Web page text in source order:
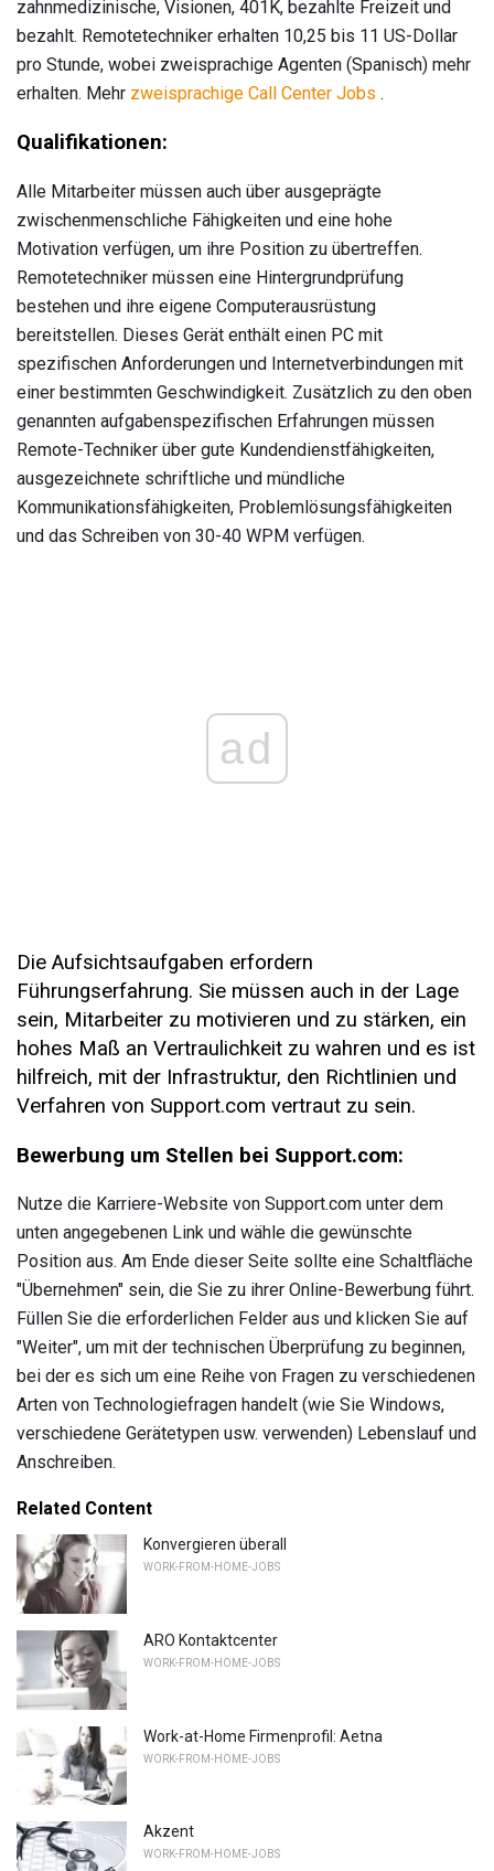
zahnmedizinische, Visionen, 401K, bezahlte Freizeit und
bezahlt. Remotetechniker erhalten 10,25 bis 11 US-Dollar
pro Stunde, wobei zweisprachige Agenten (Spanisch) mehr
erhalten. Mehr zweisprachige Call Center Jobs .
Qualifikationen:
Alle Mitarbeiter müssen auch über ausgeprägte
zwischenmenschliche Fähigkeiten und eine hohe
Motivation verfügen, um ihre Position zu übertreffen.
Remotetechniker müssen eine Hintergrundprüfung
bestehen und ihre eigene Computerausrüstung
bereitstellen. Dieses Gerät enthält einen PC mit
spezifischen Anforderungen und Internetverbindungen mit
einer bestimmten Geschwindigkeit. Zusätzlich zu den oben
genannten aufgabenspezifischen Erfahrungen müssen
Remote-Techniker über gute Kundendienstfähigkeiten,
ausgezeichnete schriftliche und mündliche
Kommunikationsfähigkeiten, Problemlösungsfähigkeiten
und das Schreiben von 30-40 WPM verfügen.
ad
Die Aufsichtsaufgaben erfordern
Führungserfahrung. Sie müssen auch in der Lage
sein, Mitarbeiter zu motivieren und zu stärken, ein
hohes Maß an Vertraulichkeit zu wahren und es ist
hilfreich, mit der Infrastruktur, den Richtlinien und
Verfahren von Support.com vertraut zu sein.
Bewerbung um Stellen bei Support.com:
Nutze die Karriere-Website von Support.com unter dem
unten angegebenen Link und wähle die gewünschte
Position aus. Am Ende dieser Seite sollte eine Schaltfläche
"Übernehmen" sein, die Sie zu ihrer Online-Bewerbung führt.
Füllen Sie die erforderlichen Felder aus und klicken Sie auf
"Weiter", um mit der technischen Überprüfung zu beginnen,
bei der es sich um eine Reihe von Fragen zu verschiedenen
Arten von Technologiefragen handelt (wie Sie Windows,
verschiedene Gerätetypen usw. verwenden) Lebenslauf und
Anschreiben.
Related Content
Konvergieren überall
WORK-FROM-HOME-JOBS
ARO Kontaktcenter
WORK-FROM-HOME-JOBS
Work-at-Home Firmenprofil: Aetna
WORK-FROM-HOME-JOBS
Akzent
WORK-FROM-HOME-JOBS